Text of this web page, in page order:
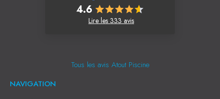
4.6
Lire les 333 avis
Tous les avis Atout Piscine
NAVIGATION